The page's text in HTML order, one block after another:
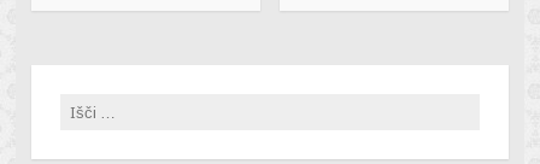
Išči: